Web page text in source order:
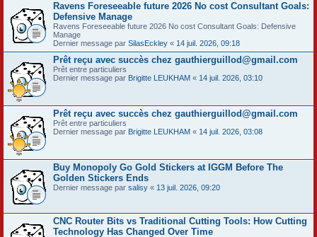
Ravens Foreseeable future 2026 No cost Consultant Goals:
Defensive Manage
Ravens Foreseeable future 2026 No cost Consultant Goals: Defensive
Manage
Dernier message par SilasEckley « 14 juil. 2026, 09:18
Prêt reçu avec succès chez gauthierguillod@gmail.com
Prêt entre particuliers
Dernier message par Brigitte LEUKHAM « 14 juil. 2026, 03:10
Prêt reçu avec succès chez gauthierguillod@gmail.com
Prêt entre particuliers
Dernier message par Brigitte LEUKHAM « 14 juil. 2026, 03:08
Buy Monopoly Go Gold Stickers at IGGM Before The
Golden Stickers Ends
Dernier message par salisy « 13 juil. 2026, 09:20
CNC Router Bits vs Traditional Cutting Tools: How Cutting
Technology Has Changed Over Time